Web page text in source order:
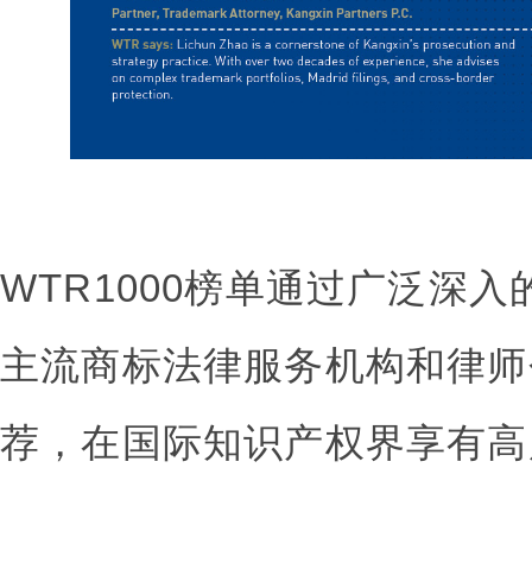
WTR1000榜单通过广泛深入
主流商标法律服务机构和律
荐，在国际知识产权界享有